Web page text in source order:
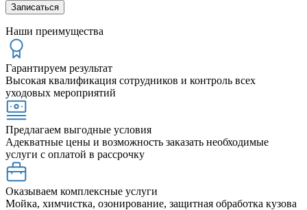
Наши преимущества
Гарантируем результат
Высокая квалификация сотрудников и контроль всех
уходовых мероприятий
Предлагаем выгодные условия
Адекватные цены и возможность заказать необходимые
услуги с оплатой в рассрочку
Оказываем комплексные услуги
Мойка, химчистка, озонирование, защитная обработка кузова